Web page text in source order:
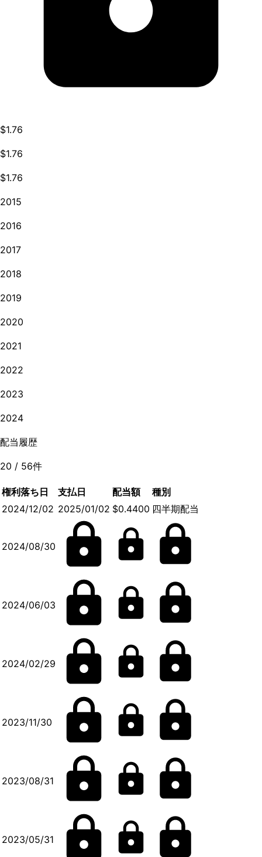
$1.76
$1.76
$1.76
2015
2016
2017
2018
2019
2020
2021
2022
2023
2024
配当履歴
20 / 56件
権利落ち日 支払日 配当額
種別
2024/12/02 2025/01/02 $0.4400 四半期配当
2024/08/30
2024/06/03
2024/02/29
2023/11/30
2023/08/31
2023/05/31